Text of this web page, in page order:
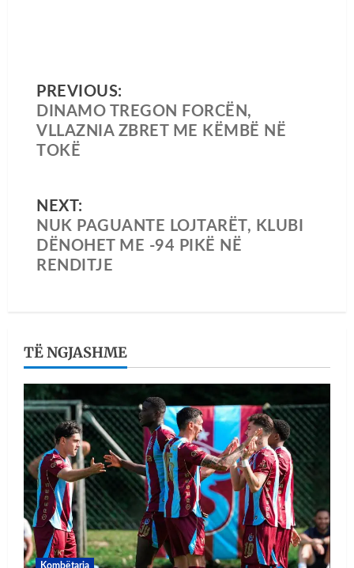
PREVIOUS:
DINAMO TREGON FORCËN,
VLLAZNIA ZBRET ME KËMBË NË
TOKË
NEXT:
NUK PAGUANTE LOJTARËT, KLUBI
DËNOHET ME -94 PIKË NË
RENDITJE
TË NGJASHME
Kombëtarja